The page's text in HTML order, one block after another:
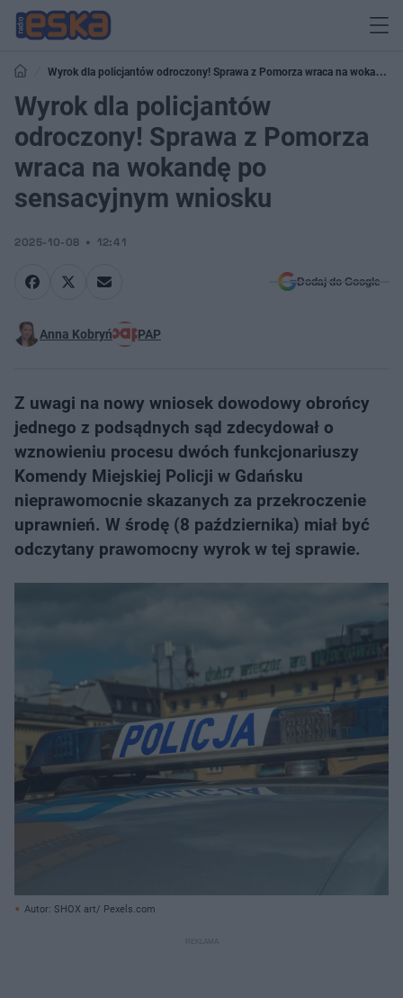
Wyrok dla policjantów odroczony! Sprawa z Pomorza wraca na wokandę
po sensacyjnym wniosku
Wyrok dla policjantów
odroczony! Sprawa z Pomorza
wraca na wokandę po
sensacyjnym wniosku
2025-10-08 12:41
Dodaj do Google
Anna Kobryń PAP
Z uwagi na nowy wniosek dowodowy obrońcy
jednego z podsądnych sąd zdecydował o
wznowieniu procesu dwóch funkcjonariuszy
Komendy Miejskiej Policji w Gdańsku
nieprawomocnie skazanych za przekroczenie
uprawnień. W środę (8 października) miał być
odczytany prawomocny wyrok w tej sprawie.
Autor: SHOX art/ Pexels.com